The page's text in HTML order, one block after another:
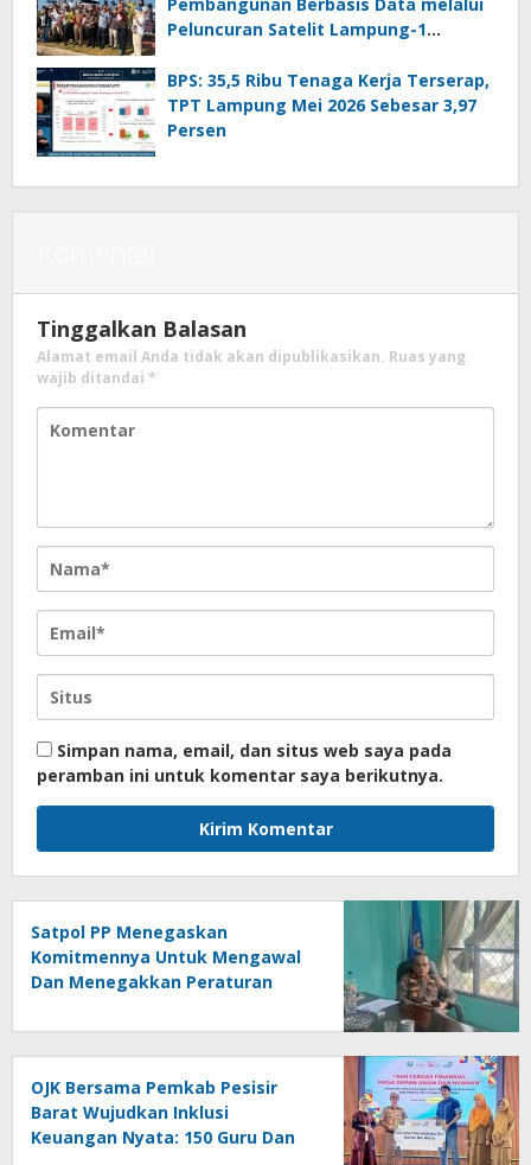
Pembangunan Berbasis Data melalui
Peluncuran Satelit Lampung-1
BPS: 35,5 Ribu Tenaga Kerja Terserap,
TPT Lampung Mei 2026 Sebesar 3,97
Persen
Tinggalkan Balasan
Alamat email Anda tidak akan dipublikasikan. Ruas yang
wajib ditandai *
Simpan nama, email, dan situs web saya pada
peramban ini untuk komentar saya berikutnya.
Satpol PP Menegaskan
Komitmennya Untuk Mengawal
Dan Menegakkan Peraturan
OJK Bersama Pemkab Pesisir
Barat Wujudkan Inklusi
Keuangan Nyata: 150 Guru Dan